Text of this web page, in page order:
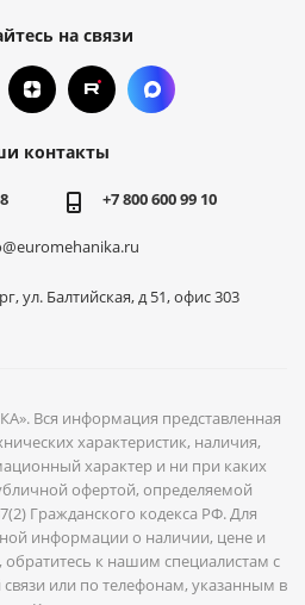
на связи
контакты
+7 800 600 99 10
ул. Балтийская, д 51, офис 303
Вся информация представленная
характеристик, наличия,
характер и ни при каких
офертой, определяемой
Гражданского кодекса РФ. Для
информации о наличии, цене и
обратитесь к нашим специалистам с
или по телефонам, указанным в